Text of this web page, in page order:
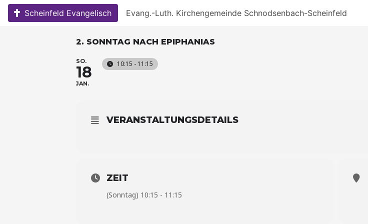
Skip
Scheinfeld Evangelisch Evang.-Luth. Kirchengemeinde Schnodsenbach-Scheinfeld
2. SONNTAG NACH EPIPHANIAS
SO.
18
JAN.
10:15 - 11:15
VERANSTALTUNGSDETAILS
ZEIT
(Sonntag) 10:15 - 11:15